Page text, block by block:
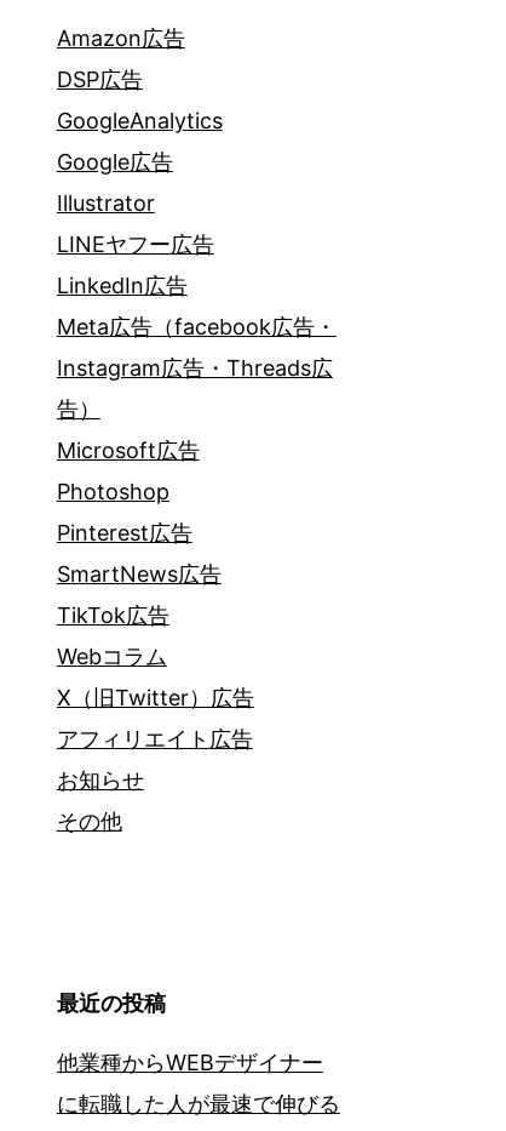
Amazon広告
DSP広告
GoogleAnalytics
Google広告
Illustrator
LINEヤフー広告
LinkedIn広告
Meta広告（facebook広告・
Instagram広告・Threads広
告）
Microsoft広告
Photoshop
Pinterest広告
SmartNews広告
TikTok広告
Webコラム
X（旧Twitter）広告
アフィリエイト広告
お知らせ
その他
最近の投稿
他業種からWEBデザイナー
に転職した人が最速で伸びる